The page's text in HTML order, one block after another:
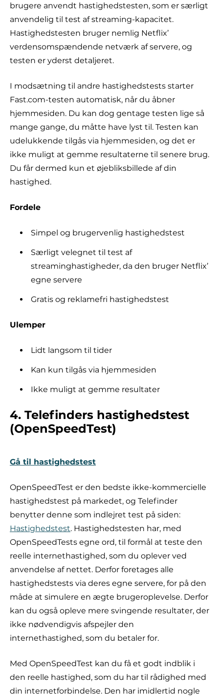
brugere anvendt hastighedstesten, som er særligt
anvendelig til test af streaming-kapacitet.
Hastighedstesten bruger nemlig Netflix’
verdensomspændende netværk af servere, og
testen er yderst detaljeret.
I modsætning til andre hastighedstests starter
Fast.com-testen automatisk, når du åbner
hjemmesiden. Du kan dog gentage testen lige så
mange gange, du måtte have lyst til. Testen kan
udelukkende tilgås via hjemmesiden, og det er
ikke muligt at gemme resultaterne til senere brug.
Du får dermed kun et øjebliksbillede af din
hastighed.
Fordele
Simpel og brugervenlig hastighedstest
Særligt velegnet til test af
streaminghastigheder, da den bruger Netflix’
egne servere
Gratis og reklamefri hastighedstest
Ulemper
Lidt langsom til tider
Kan kun tilgås via hjemmesiden
Ikke muligt at gemme resultater
4. Telefinders hastighedstest
(OpenSpeedTest)
Gå til hastighedstest
OpenSpeedTest er den bedste ikke-kommercielle
hastighedstest på markedet, og Telefinder
benytter denne som indlejret test på siden:
Hastighedstest. Hastighedstesten har, med
OpenSpeedTests egne ord, til formål at teste den
reelle internethastighed, som du oplever ved
anvendelse af nettet. Derfor foretages alle
hastighedstests via deres egne servere, for på den
måde at simulere en ægte brugeroplevelse. Derfor
kan du også opleve mere svingende resultater, der
ikke nødvendigvis afspejler den
internethastighed, som du betaler for.
Med OpenSpeedTest kan du få et godt indblik i
den reelle hastighed, som du har til rådighed med
din internetforbindelse. Den har imidlertid nogle